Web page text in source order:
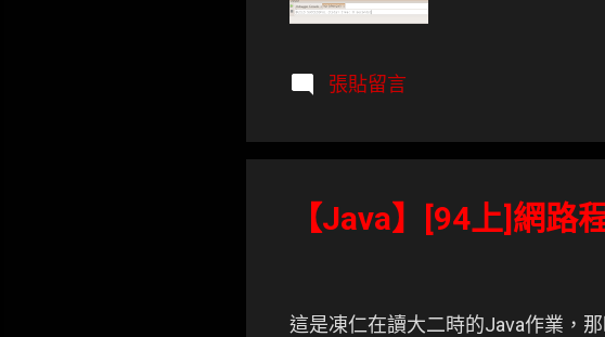
張貼留言
【Java】[94上]網路
這是凍仁在讀大二時的Java作業，